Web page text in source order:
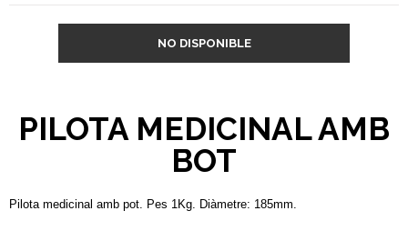
NO DISPONIBLE
PILOTA MEDICINAL AMB
BOT
Pilota medicinal amb pot. Pes 1Kg. Diàmetre: 185mm.